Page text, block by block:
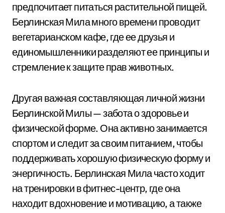
предпочитает питаться растительной пищей.
Берлинская Мила много времени проводит
вегетарианском кафе, где ее друзья и
единомышленники разделяют ее принципы и
стремление к защите прав животных.
Другая важная составляющая личной жизни
Берлинской Милы — забота о здоровье и
физической форме. Она активно занимается
спортом и следит за своим питанием, чтобы
поддерживать хорошую физическую форму и
энергичность. Берлинская Мила часто ходит
на тренировки в фитнес-центр, где она
находит вдохновение и мотивацию, а также